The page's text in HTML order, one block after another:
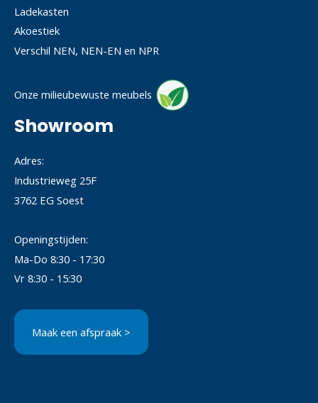
Ladekasten
Akoestiek
Verschil NEN, NEN-EN en NPR
Onze milieubewuste meubels
Showroom
Adres:
Industrieweg 25F
3762 EG Soest
Openingstijden:
Ma-Do 8:30 - 17:30
Vr 8:30 - 15:30
Maak een afspraak >